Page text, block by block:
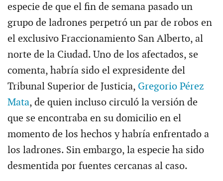
especie de que el fin de semana pasado un
grupo de ladrones perpetró un par de robos en
el exclusivo Fraccionamiento San Alberto, al
norte de la Ciudad. Uno de los afectados, se
comenta, habría sido el expresidente del
Tribunal Superior de Justicia, Gregorio Pérez
Mata, de quien incluso circuló la versión de
que se encontraba en su domicilio en el
momento de los hechos y habría enfrentado a
los ladrones. Sin embargo, la especie ha sido
desmentida por fuentes cercanas al caso.